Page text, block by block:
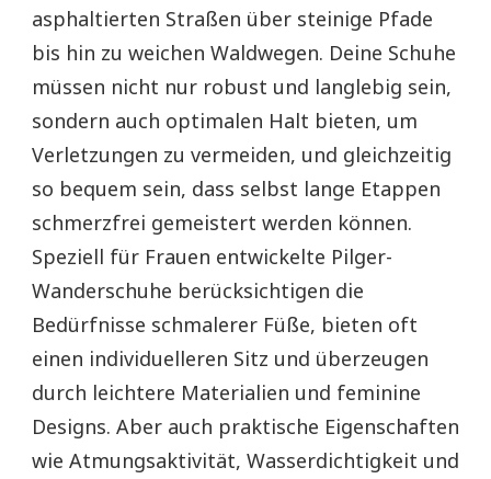
asphaltierten Straßen über steinige Pfade
bis hin zu weichen Waldwegen. Deine Schuhe
müssen nicht nur robust und langlebig sein,
sondern auch optimalen Halt bieten, um
Verletzungen zu vermeiden, und gleichzeitig
so bequem sein, dass selbst lange Etappen
schmerzfrei gemeistert werden können.
Speziell für Frauen entwickelte Pilger-
Wanderschuhe berücksichtigen die
Bedürfnisse schmalerer Füße, bieten oft
einen individuelleren Sitz und überzeugen
durch leichtere Materialien und feminine
Designs. Aber auch praktische Eigenschaften
wie Atmungsaktivität, Wasserdichtigkeit und